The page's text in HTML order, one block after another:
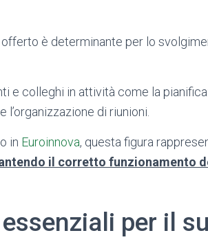
è determinante per lo
e colleghi in attività come la
di riunioni.
in Euroinnova, questa figura
il corretto funzionamento
per il